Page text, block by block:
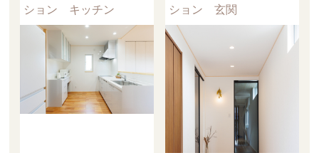
ション キッチン
ション 玄関